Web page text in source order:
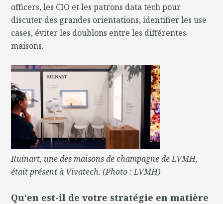
officers, les CIO et les patrons data tech pour
discuter des grandes orientations, identifier les use
cases, éviter les doublons entre les différentes
maisons.
Ruinart, une des maisons de champagne de LVMH,
était présent à Vivatech. (Photo : LVMH)
Qu'en est-il de votre stratégie en matière